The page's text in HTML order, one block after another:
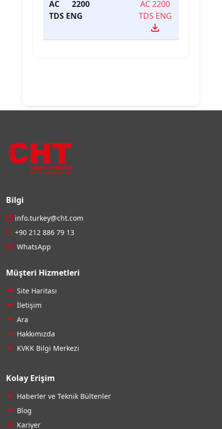
AC 2200
TDS ENG
AC 2200
TDS ENG
Bilgi
info.turkey@cht.com
+90 212 886 79 13
WhatsApp
Müşteri Hizmetleri
Site Haritası
İletişim
Ara
Hakkımızda
KVKK Bilgi Merkezi
Kolay Erişim
Haberler ve Teknik Bültenler
Blog
Kariyer